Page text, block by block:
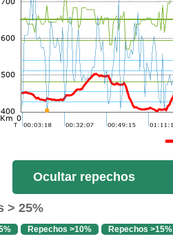
Ocultar repechos
> 25%
Repechos >10% Repechos >15%